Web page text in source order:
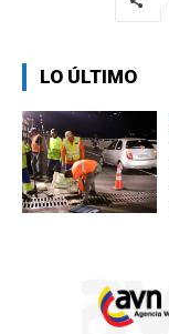
LO ÚLTIMO